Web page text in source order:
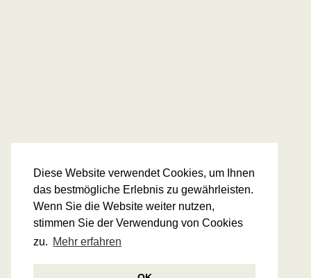
Diese Website verwendet Cookies, um Ihnen
das bestmögliche Erlebnis zu gewährleisten.
Wenn Sie die Website weiter nutzen,
stimmen Sie der Verwendung von Cookies
zu. Mehr erfahren